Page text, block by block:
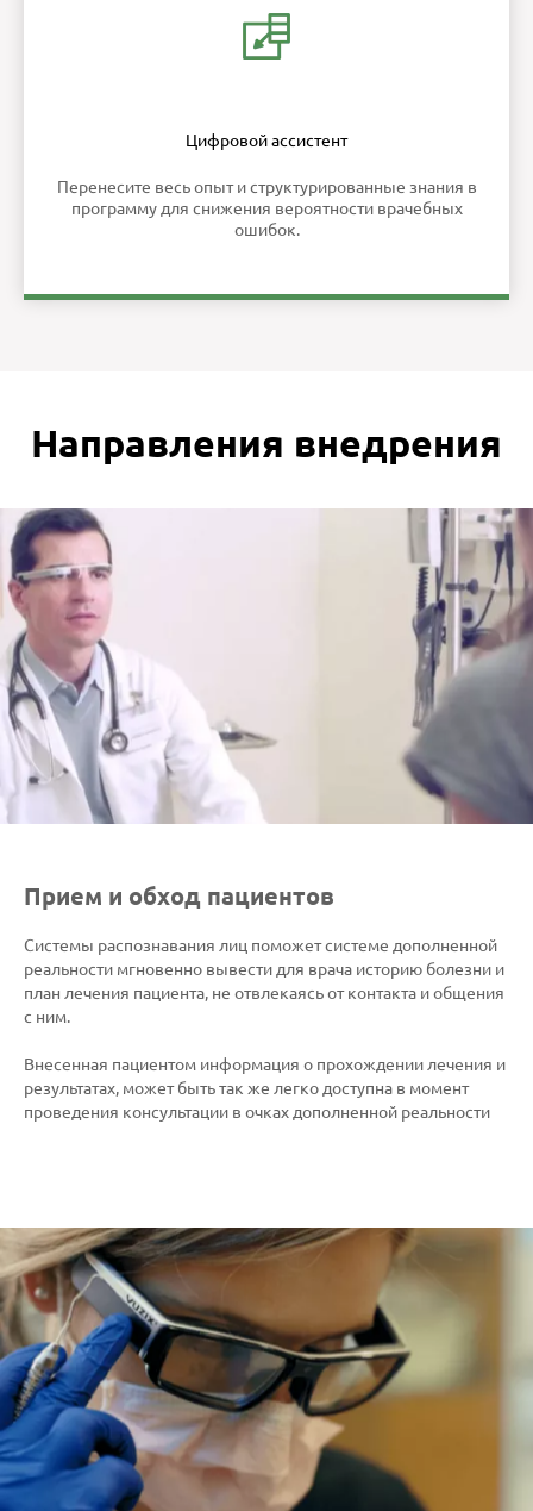
Цифровой ассистент
Перенесите весь опыт и структурированные знания в
программу для снижения вероятности врачебных
ошибок.
Направления внедрения
Прием и обход пациентов
Системы распознавания лиц поможет системе дополненной
реальности мгновенно вывести для врача историю болезни и
план лечения пациента, не отвлекаясь от контакта и общения
с ним.
Внесенная пациентом информация о прохождении лечения и
результатах, может быть так же легко доступна в момент
проведения консультации в очках дополненной реальности